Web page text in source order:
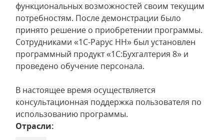
функциональных возможностей своим текущим
потребностям. После демонстрации было
принято решение о приобретении программы.
Сотрудниками «1С-Рарус НН» был установлен
программный продукт «1С:Бухгалтерия 8» и
проведено обучение персонала.
В настоящее время осуществляется
консультационная поддержка пользователя по
использованию программы.
Отрасли: